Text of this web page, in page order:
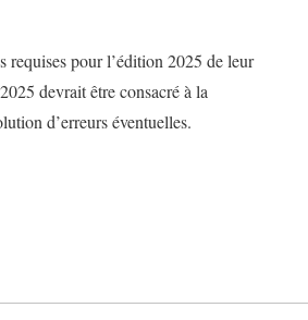
requises pour l’édition 2025 de leur
devrait être consacré à la
d’erreurs éventuelles.